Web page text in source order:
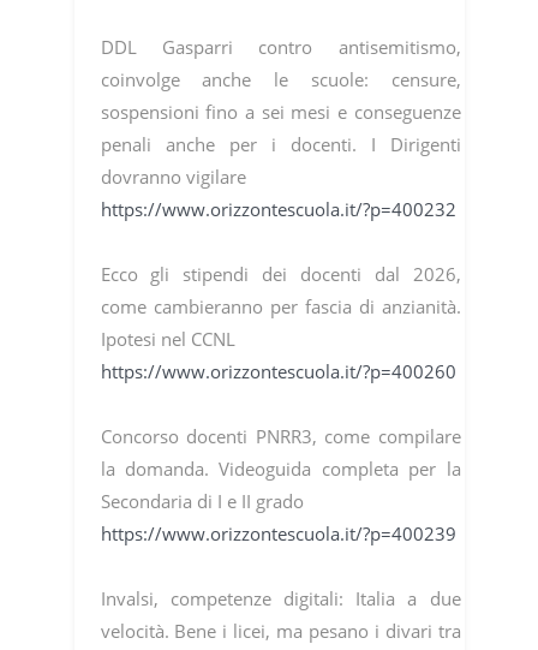
DDL Gasparri contro antisemitismo,
coinvolge anche le scuole: censure,
sospensioni fino a sei mesi e conseguenze
penali anche per i docenti. I Dirigenti
dovranno vigilare
https://www.orizzontescuola.it/?p=400232
Ecco gli stipendi dei docenti dal 2026,
come cambieranno per fascia di anzianità.
Ipotesi nel CCNL
https://www.orizzontescuola.it/?p=400260
Concorso docenti PNRR3, come compilare
la domanda. Videoguida completa per la
Secondaria di I e II grado
https://www.orizzontescuola.it/?p=400239
Invalsi, competenze digitali: Italia a due
velocità. Bene i licei, ma pesano i divari tra